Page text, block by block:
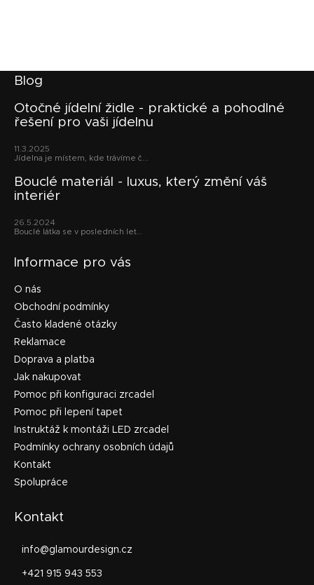
Blog
Otočné jídelní židle - praktické a pohodlné
řešení pro vaši jídelnu
11.3.2025
Jídelna je místem, kde trávíme č...
Bouclé materiál - luxus, který změní váš
interiér
26.5.2024
Bouclé látka se v posledních let...
Informace pro vás
O nás
Obchodní podmínky
Často kladené otázky
Reklamace
Doprava a platba
Jak nakupovat
Pomoc při konfiguraci zrcadel
Pomoc při lepení tapet
Instruktáž k montáži LED zrcadel
Podmínky ochrany osobních údajů
Kontakt
Spolupráce
Kontakt
info@glamourdesign.cz
+421 915 943 553